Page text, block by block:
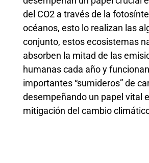
del CO2 a través de la
océanos, esto lo realizan las
conjunto, estos ecosistemas
absorben la mitad de las
humanas cada año y
importantes “sumideros” de
desempeñando un papel vital
mitigación del cambio